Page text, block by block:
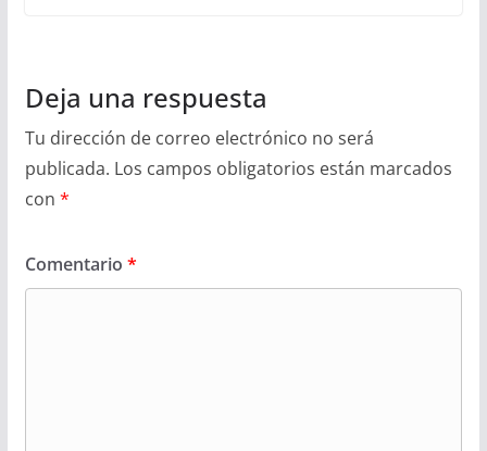
Deja una respuesta
Tu dirección de correo electrónico no será
publicada. Los campos obligatorios están marcados
con *
Comentario *